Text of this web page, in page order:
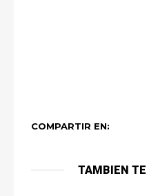
COMPARTIR EN:
TAMBIEN TE